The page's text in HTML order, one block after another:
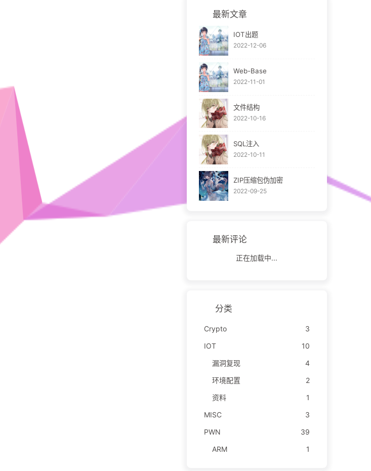
最新文章
IOT出题
2022-12-06
Web-Base
2022-11-01
文件结构
2022-10-16
SQL注入
2022-10-11
ZIP压缩包伪加密
2022-09-25
最新评论
正在加载中...
分类
Crypto
3
IOT
10
漏洞复现
4
环境配置
2
资料
1
MISC
3
PWN
39
ARM
1